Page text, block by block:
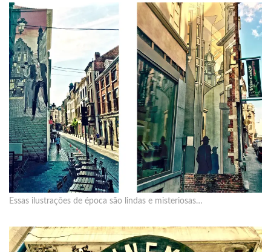
Essas ilustrações de época são lindas e misteriosas…